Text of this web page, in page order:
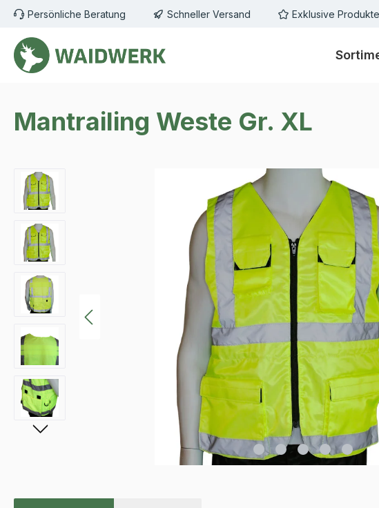
Hauptinhalt springen
Zur Suche springen
Zur Hauptnavigation springen
Persönliche Beratung Schneller Versand Exklusive Produkte
Mantrailing Weste Gr. XL
Bildergalerie überspringen